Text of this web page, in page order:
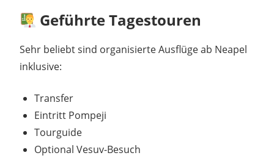
Geführte Tagestouren
Sehr beliebt sind organisierte Ausflüge ab Neapel
inklusive:
Transfer
Eintritt Pompeji
Tourguide
Optional Vesuv-Besuch